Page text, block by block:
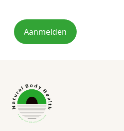
Aanmelden